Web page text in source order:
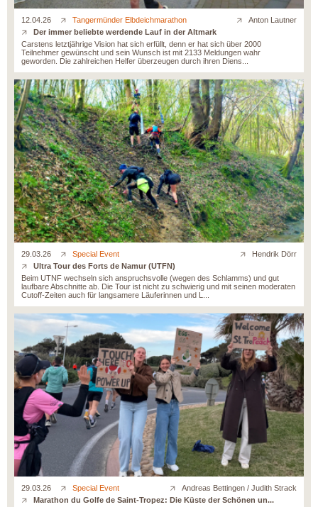
12.04.26 Tangermünder Elbdeichmarathon
Anton Lautner
Der immer beliebte werdende Lauf in der Altmark
Carstens letztjährige Vision hat sich erfüllt, denn er hat sich über 2000
Teilnehmer gewünscht und sein Wunsch ist mit 2133 Meldungen wahr
geworden. Die zahlreichen Helfer überzeugen durch ihren Diens...
29.03.26 Special Event
Hendrik Dörr
Ultra Tour des Forts de Namur (UTFN)
Beim UTNF wechseln sich anspruchsvolle (wegen des Schlamms) und gut
laufbare Abschnitte ab. Die Tour ist nicht zu schwierig und mit seinen moderaten
Cutoff-Zeiten auch für langsamere Läuferinnen und L...
29.03.26 Special Event
Andreas Bettingen / Judith Strack
Marathon du Golfe de Saint-Tropez: Die Küste der Schönen un...